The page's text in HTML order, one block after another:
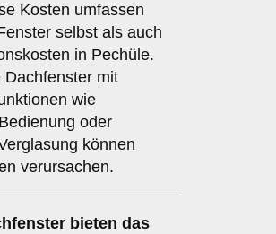
Kosten umfassen
selbst als auch
in Pechüle.
Dachfenster mit
wie
oder
können
verursachen.
bieten das